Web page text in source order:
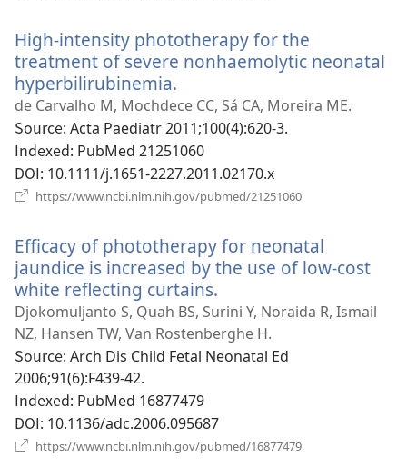
창
열
기)
High-intensity phototherapy for the
treatment of severe nonhaemolytic neonatal
hyperbilirubinemia.
로
운
창
열
기)
de Carvalho M, Mochdece CC, Sá CA, Moreira ME.
Source‎: Acta Paediatr 2011;100(4):620-3.
Indexed‎: PubMed 21251060
DOI‎: 10.1111/j.1651-2227.2011.02170.x
https://www.ncbi.nlm.nih.gov/pubmed/21251060
창
열
기)
Efficacy of phototherapy for neonatal
jaundice is increased by the use of low-cost
white reflecting curtains.
로
운
창
Djokomuljanto S, Quah BS, Surini Y, Noraida R, Ismail
NZ, Hansen TW, Van Rostenberghe H.
Source‎: Arch Dis Child Fetal Neonatal Ed
2006;91(6):F439-42.
Indexed‎: PubMed 16877479
DOI‎: 10.1136/adc.2006.095687
https://www.ncbi.nlm.nih.gov/pubmed/16877479